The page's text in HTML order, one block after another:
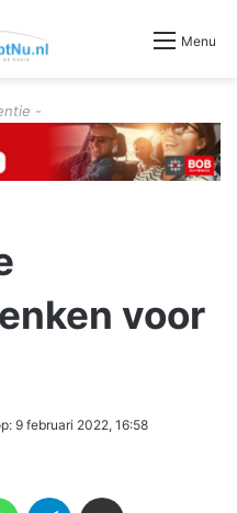
Menu
-
voor
9 februari 2022, 16:58